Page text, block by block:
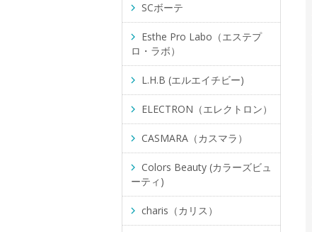
SCボーテ
Esthe Pro Labo（エステプ
ロ・ラボ）
L.H.B (エルエイチビー)
ELECTRON（エレクトロン）
CASMARA（カスマラ）
Colors Beauty (カラーズビュ
ーティ)
charis（カリス）